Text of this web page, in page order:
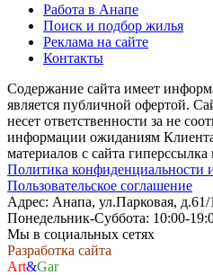
Работа в Анапе
Поиск и подбор жилья
Реклама на сайте
Контакты
Содержание сайта имеет
является публичной офертой.
несет ответственности за не
информации ожиданиям
материалов с сайта гиперссылка
Политика конфиденциальности
Пользовательское соглашение
Адрес: Анапа, ул.Парковая,
Понедельник-Суббота: 10:00-
Мы в социальных сетях
Разработка сайта
Art&Gar